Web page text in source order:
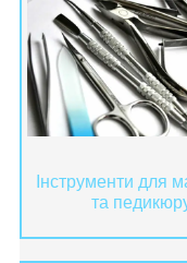
Інструменти для
та